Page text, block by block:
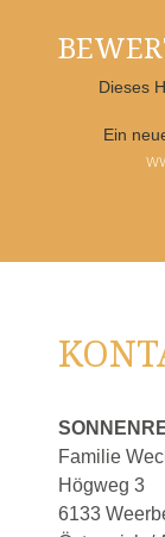
Dieses
Ein
Familie
Högweg 3
6133